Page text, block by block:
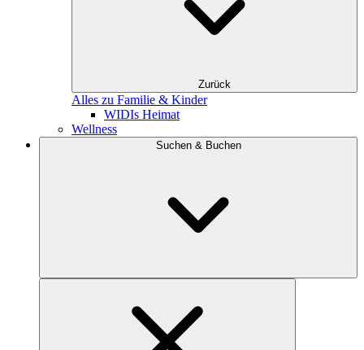
Zurück
Alles zu Familie & Kinder
WIDIs Heimat
Wellness
Suchen & Buchen